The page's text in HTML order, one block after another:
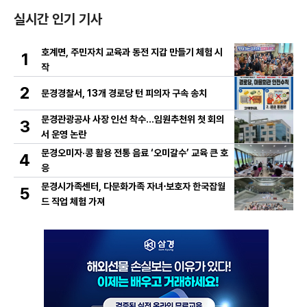
실시간 인기 기사
1
호계면, 주민자치 교육과 동전 지갑 만들기 체험 시
작
2 문경경찰서, 13개 경로당 턴 피의자 구속 송치
3
문경관광공사 사장 인선 착수…임원추천위 첫 회의
서 운영 논란
4
문경오미자·콩 활용 전통 음료 ‘오미갈수’ 교육 큰 호
응
5
문경시가족센터, 다문화가족 자녀⋅보호자 한국잡월
드 직업 체험 가져